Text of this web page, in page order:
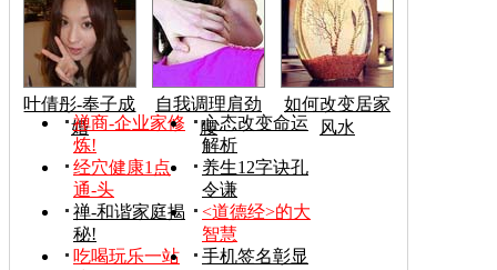
叶倩彤-奉子成
婚
自我调理肩劲
腰
如何改变居家
风水
禅商-企业家修
炼!
心态改变命运
解析
经穴健康1点
通-头
养生12字诀孔
令谦
禅-和谐家庭揭
秘!
<道德经>的大
智慧
吃喝玩乐一站
手机签名彰显